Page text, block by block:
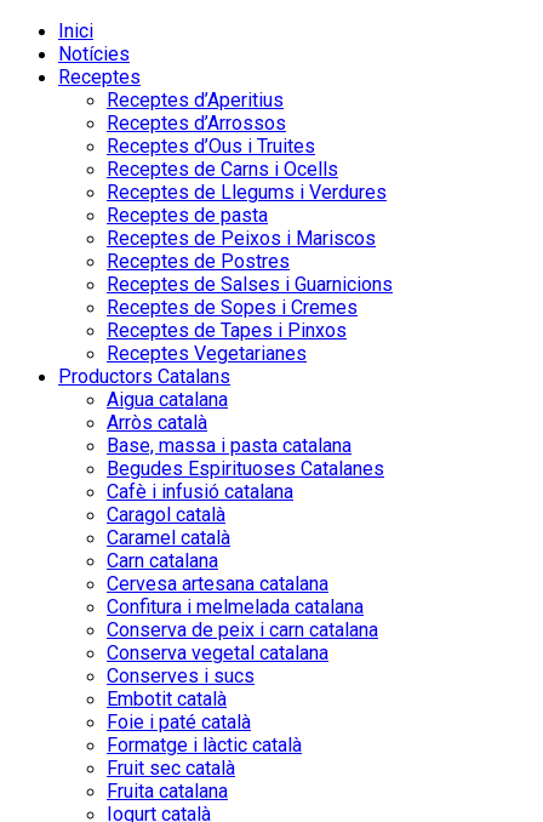
Inici
Notícies
Receptes
Receptes d’Aperitius
Receptes d’Arrossos
Receptes d’Ous i Truites
Receptes de Carns i Ocells
Receptes de Llegums i Verdures
Receptes de pasta
Receptes de Peixos i Mariscos
Receptes de Postres
Receptes de Salses i Guarnicions
Receptes de Sopes i Cremes
Receptes de Tapes i Pinxos
Receptes Vegetarianes
Productors Catalans
Aigua catalana
Arròs català
Base, massa i pasta catalana
Begudes Espirituoses Catalanes
Cafè i infusió catalana
Caragol català
Caramel català
Carn catalana
Cervesa artesana catalana
Confitura i melmelada catalana
Conserva de peix i carn catalana
Conserva vegetal catalana
Conserves i sucs
Embotit català
Foie i paté català
Formatge i làctic català
Fruit sec català
Fruita catalana
Iogurt català